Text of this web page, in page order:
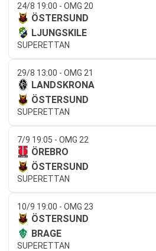
24/8 19:00 - OMG 20
ÖSTERSUND
LJUNGSKILE
SUPERETTAN
29/8 13:00 - OMG 21
LANDSKRONA
ÖSTERSUND
SUPERETTAN
7/9 19:05 - OMG 22
ÖREBRO
ÖSTERSUND
SUPERETTAN
10/9 19:00 - OMG 23
ÖSTERSUND
BRAGE
SUPERETTAN